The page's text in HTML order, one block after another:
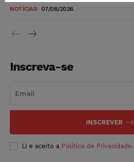
NOTÍCIAS 07/08/2026
Inscreva-se
INSCREVER
Li e aceito a Política de Privacidade.